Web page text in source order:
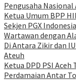
Pengusaha Nasional
Ketua Umum BPP
Sekjen PGX
Wartawan dengan
Di Antara Zikir dan
Ateuh
Ketua DPD PSI
Perdamaian Antar